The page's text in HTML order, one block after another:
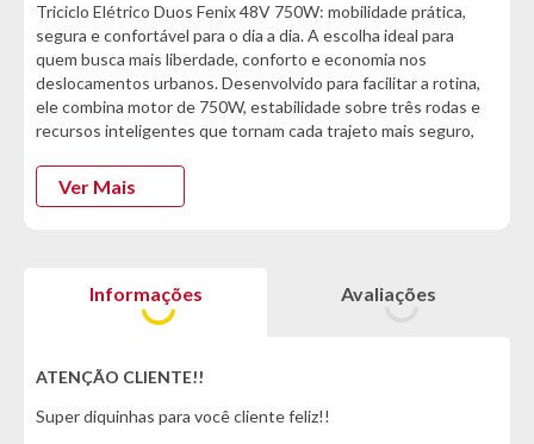
Triciclo Elétrico Duos Fenix 48V 750W: mobilidade prática,
segura e confortável para o dia a dia. A escolha ideal para
quem busca mais liberdade, conforto e economia nos
deslocamentos urbanos. Desenvolvido para facilitar a rotina,
ele combina motor de 750W, estabilidade sobre três rodas e
recursos inteligentes que tornam cada trajeto mais seguro,
emplacamento, é uma excelente solução para quem deseja se
locomover com autonomia sem enfrentar burocracia.
Informações Técnicas:
- Incluso kit com 4 baterias 12V 22Ah
Cor:
Ver Mais
Informações Avaliações
ATENÇÃO CLIENTE!!
Super diquinhas para você cliente feliz!!